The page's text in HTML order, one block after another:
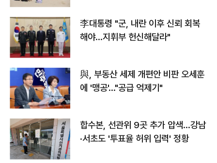
李대통령 "군, 내란 이후 신뢰 회복
해야…지휘부 헌신해달라"
與, 부동산 세제 개편안 비판 오세훈
에 '맹공'…"공급 억제기"
합수본, 선관위 9곳 추가 압색…강남
·서초도 '투표율 허위 입력' 정황